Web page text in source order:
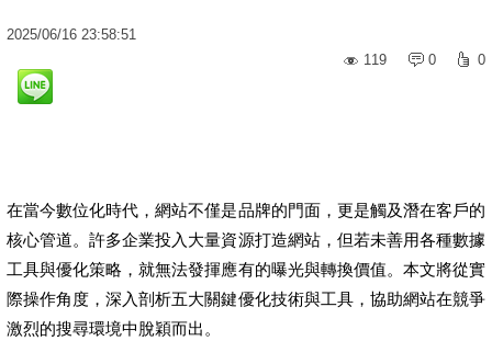
2025/06/16 23:58:51
119
0 0
在當今數位化時代，網站不僅是品牌的門面，更是觸及潛在客戶的
核心管道。許多企業投入大量資源打造網站，但若未善用各種數據
工具與優化策略，就無法發揮應有的曝光與轉換價值。本文將從實
際操作角度，深入剖析五大關鍵優化技術與工具，協助網站在競爭
激烈的搜尋環境中脫穎而出。